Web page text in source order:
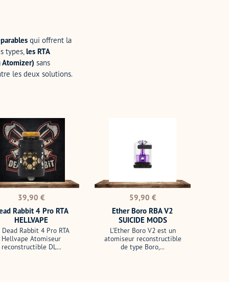
qui offrent la
types, les RTA
Atomizer) sans
les deux solutions.
Prix
normal
39,90 €
Rabbit 4 Pro RTA
HELLVAPE
Dead Rabbit 4 Pro RTA
Hellvape Atomiseur
reconstructible DL...
Prix
normal
59,90 €
Ether Boro RBA V2
SUICIDE MODS
L'Ether Boro V2 est un
atomiseur reconstructible
de type Boro,...